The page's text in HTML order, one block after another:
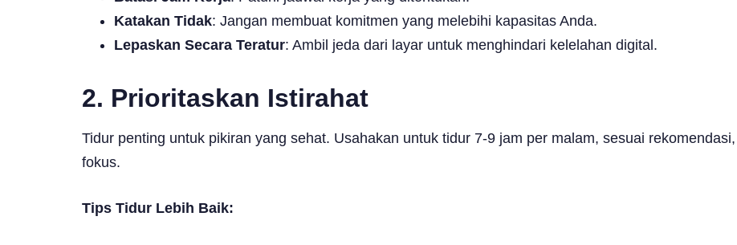
Katakan Tidak: Jangan membuat komitmen yang melebihi kapasitas Anda.
Lepaskan Secara Teratur: Ambil jeda dari layar untuk menghindari kelelahan digital.
2. Prioritaskan Istirahat
Tidur penting untuk pikiran yang sehat. Usahakan untuk tidur 7-9 jam per malam, sesuai
fokus.
Tips Tidur Lebih Baik: